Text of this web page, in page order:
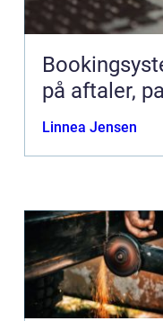
på aftaler,
Linnea Jensen